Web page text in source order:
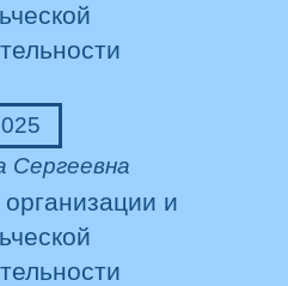
Сергеевна
и